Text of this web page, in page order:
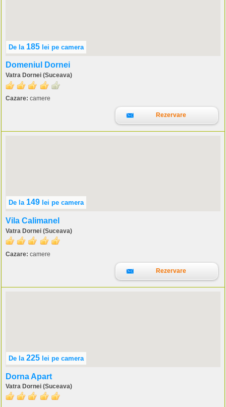
De la 185 lei pe camera
Domeniul Dornei
Vatra Dornei (Suceava)
Cazare: camere
Rezervare
De la 149 lei pe camera
Vila Calimanel
Vatra Dornei (Suceava)
Cazare: camere
Rezervare
De la 225 lei pe camera
Dorna Apart
Vatra Dornei (Suceava)